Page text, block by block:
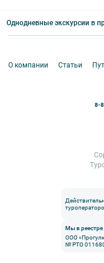
Однодневные экскурсии в
О компании Статьи
8-
Мы в реестре
ООО
№ РТО